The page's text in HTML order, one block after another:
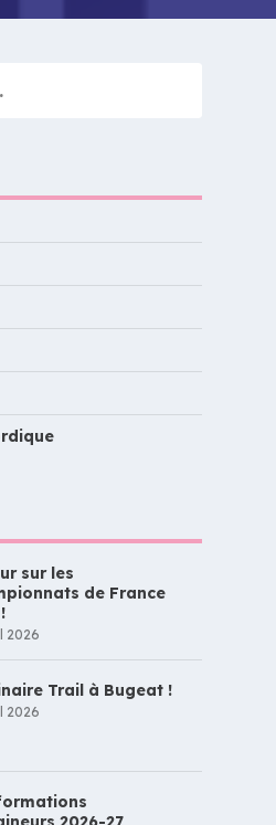
sur les
de France
2026
Trail à Bugeat !
2026